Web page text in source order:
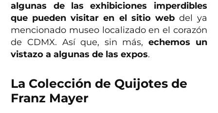
algunas de las exhibiciones imperdibles
que pueden visitar en el sitio webdel ya
mencionado museo localizado en el corazón
de CDMX. Así que, sin más, echemos un
vistazo a algunas de las expos.
La Colección de Quijotes de
Franz Mayer